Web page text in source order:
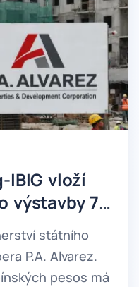
IBIG vloží
výstavby 7
státního
P.A. Alvarez.
pesos má